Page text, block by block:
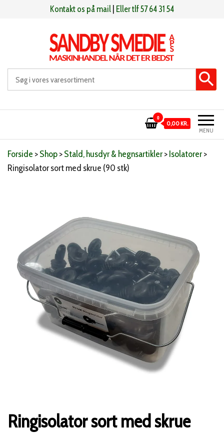
Kontakt os på mail Eller tlf 57 64 31 54
Sandby smeden Maskinhandel når det er bedst
MENU
0
0,00 KR.
Forside >Shop>Stald, husdyr & hegnsartikler>Isolatorer>
Ringisolator sort med skrue (90 stk)
Ringisolator sort med skrue